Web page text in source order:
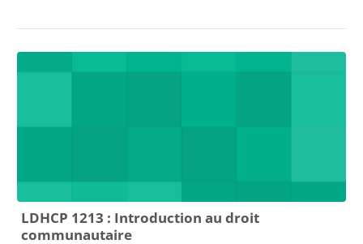
LDHCP 1213 : Introduction au droit
communautaire